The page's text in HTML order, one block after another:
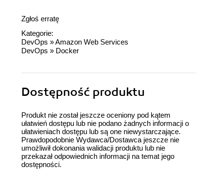
Zgłoś erratę
Kategorie:
DevOps »Amazon Web Services
DevOps » Docker
Dostępność produktu
Produkt nie został jeszcze oceniony pod kątem
ułatwień dostępu lub nie podano żadnych informacji o
ułatwieniach dostępu lub są one niewystarczające.
Prawdopodobnie Wydawca/Dostawca jeszcze nie
umożliwił dokonania walidacji produktu lub nie
przekazał odpowiednich informacji na temat jego
dostępności.